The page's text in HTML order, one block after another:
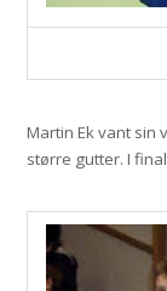
Martin Ek vant sin
større gutter. I